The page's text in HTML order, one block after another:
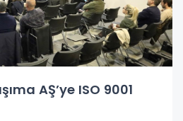
AŞ’ye ISO 9001